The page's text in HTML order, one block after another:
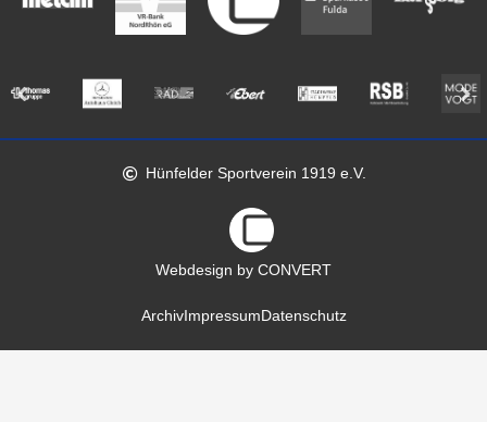
Hünfelder Sportverein 1919 e.V.
Webdesign by CONVERT
ArchivImpressumDatenschutz